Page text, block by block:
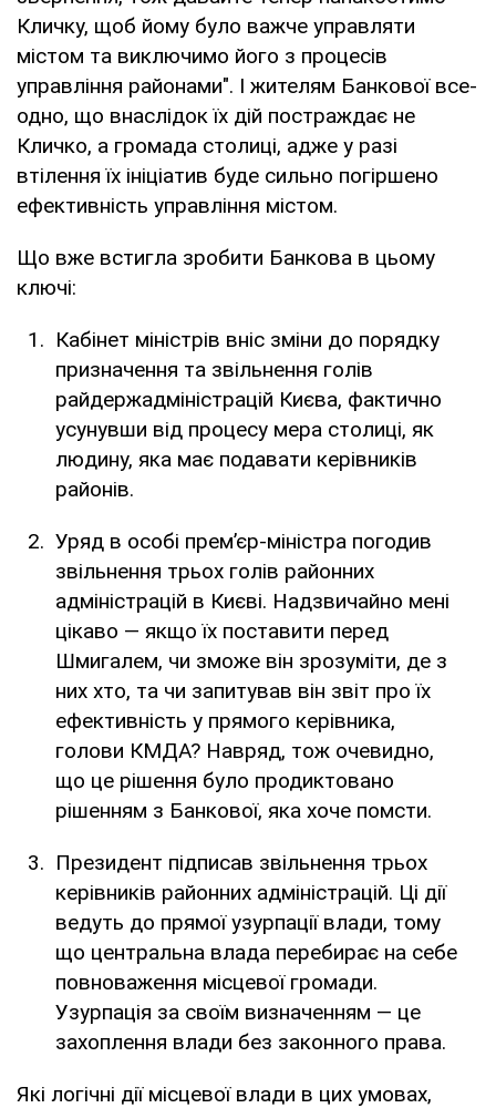
Кличку, щоб йому було важче управляти
містом та виключимо його з процесів
управління районами". І жителям Банкової все-
одно, що внаслідок їх дій постраждає не
Кличко, а громада столиці, адже у разі
втілення їх ініціатив буде сильно погіршено
ефективність управління містом.
Що вже встигла зробити Банкова в цьому
ключі:
Кабінет міністрів вніс зміни до порядку
призначення та звільнення голів
райдержадміністрацій Києва, фактично
усунувши від процесу мера столиці, як
людину, яка має подавати керівників
районів.
Уряд в особі прем’єр-міністра погодив
звільнення трьох голів районних
адміністрацій в Києві. Надзвичайно мені
цікаво — якщо їх поставити перед
Шмигалем, чи зможе він зрозуміти, де з
них хто, та чи запитував він звіт про їх
ефективність у прямого керівника,
голови КМДА? Навряд, тож очевидно,
що це рішення було продиктовано
рішенням з Банкової, яка хоче помсти.
Президент підписав звільнення трьох
керівників районних адміністрацій. Ці дії
ведуть до прямої узурпації влади, тому
що центральна влада перебирає на себе
повноваження місцевої громади.
Узурпація за своїм визначенням — це
захоплення влади без законного права.
Які логічні дії місцевої влади в цих умовах,